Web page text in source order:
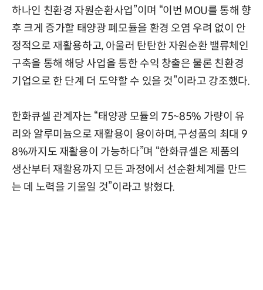
하나인 친환경 자원순환사업”이며 “이번 MOU를 통해 향
후 크게 증가할 태양광 폐모듈을 환경 오염 우려 없이 안
정적으로 재활용하고, 아울러 탄탄한 자원순환 밸류체인
구축을 통해 해당 사업을 통한 수익 창출은 물론 친환경
기업으로 한 단계 더 도약할 수 있을 것”이라고 강조했다.
한화큐셀 관계자는 “태양광 모듈의 75~85% 가량이 유
리와 알루미늄으로 재활용이 용이하며, 구성품의 최대 9
8%까지도 재활용이 가능하다”며 “한화큐셀은 제품의
생산부터 재활용까지 모든 과정에서 선순환체계를 만드
는 데 노력을 기울일 것”이라고 밝혔다.